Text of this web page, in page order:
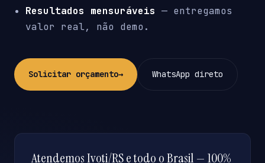
Resultados mensuráveis — entregamos
valor real, não demo.
Solicitar orçamento→ WhatsApp direto
Atendemos Ivoti/RS e todo o Brasil — 100%